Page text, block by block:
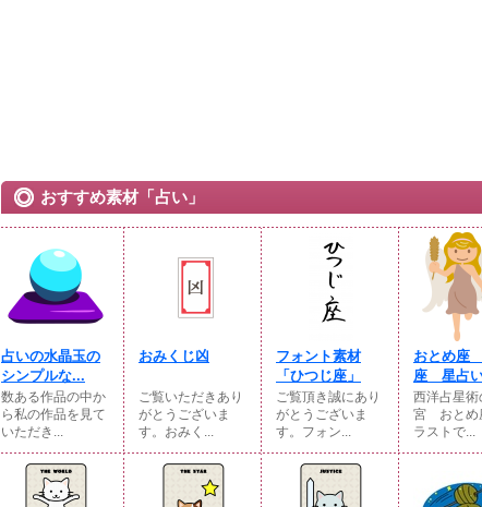
おすすめ素材「占い」
占いの水晶玉の
シンプルな...
数ある作品の中か
ら私の作品を見て
いただき...
おみくじ凶
ご覧いただきあり
がとうございま
す。おみく...
フォント素材
「ひつじ座」
ご覧頂き誠にあり
がとうございま
す。フォン...
おとめ座
座 星占
西洋占星術
宮 おとめ
ラストで...